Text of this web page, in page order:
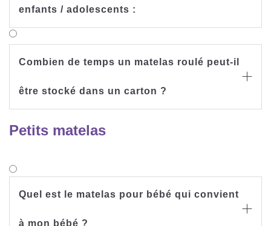
enfants / adolescents :
Combien de temps un matelas roulé peut-il
être stocké dans un carton ?

Petits matelas
Quel est le matelas pour bébé qui convient
à mon bébé ?
